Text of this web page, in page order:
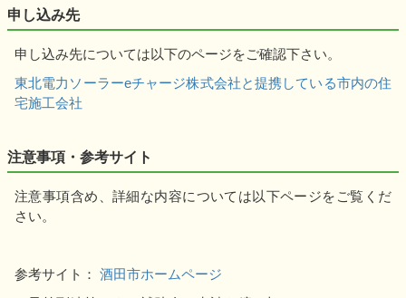
申し込み先
申し込み先については以下のページをご確認下さい。
東北電力ソーラーeチャージ株式会社と提携している市内の住
宅施工会社
注意事項・参考サイト
注意事項含め、詳細な内容については以下ページをご覧くだ
さい。
参考サイト： 酒田市ホームページ